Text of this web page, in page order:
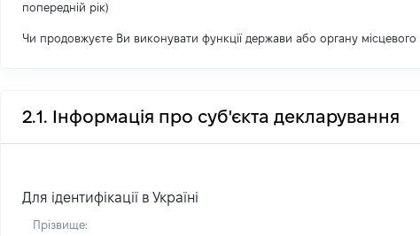
попередній рік)
Чи продовжуєте Ви виконувати функції держави або органу
2.1. Інформація про суб'єкта декларування
Для ідентифікації в Україні
Прізвище: